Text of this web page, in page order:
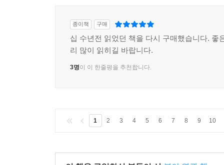
종이책 구매
십 수년전 읽었던 책을 다시 구매했습니다. 좋
리 많이 읽히길 바랍니다.
3명이 이 한줄평을 추천합니다.
1 2 3 4 5 6 7 8 9 10